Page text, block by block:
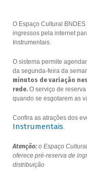
O Espaço Cultural
ingressos pela internet
Instrumentais.
O sistema permite
da segunda-feira da
minutos de variação
rede.O serviço de
quando se esgotarem as
Confira as atrações dos
Instrumentais.
Atenção:o Espaço
oferece pré-reserva de
distribuição